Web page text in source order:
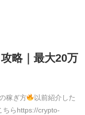
略｜最大20万
稼ぎ方
以前紹介した
ちらhttps://crypto-